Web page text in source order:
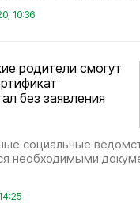
10:36
родители смогут
без заявления
социальные
необходимыми